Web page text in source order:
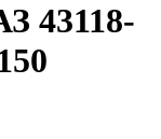
43118-